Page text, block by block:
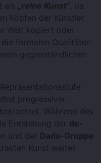
als „reine Kunst“, da
Köpfen der Künstler
Welt kopiert oder
formalen Qualitäten
gegenständlichen
progressiver
Während des
Entstehung der de-
und der Dada-Gruppe
Kunst weiter.